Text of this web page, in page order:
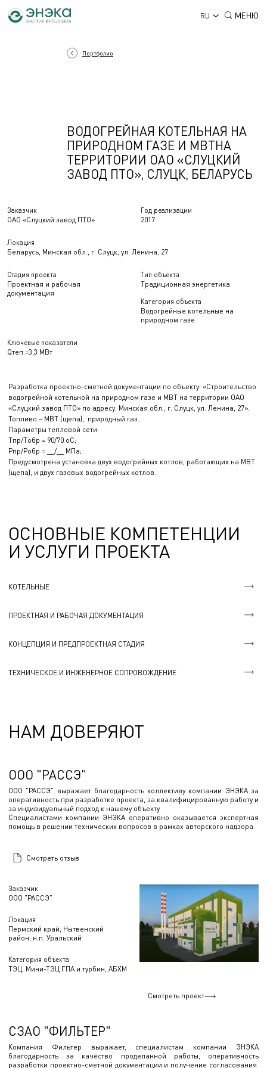
RU МЕНЮ
Заказчик
ОАО «Слуцкий завод ПТО»
Год реализации
2017
Локация
Беларусь, Минская обл., г. Слуцк, ул. Ленина, 27
Стадия проекта
Проектная и рабочая
документация
Тип объекта
Традиционная энергетика
Категория объекта
Водогрейные котельные на
природном газе
Ключевые показатели
Qтеп.=3,3 МВт
Портфолио
ВОДОГРЕЙНАЯ КОТЕЛЬНАЯ НА
ПРИРОДНОМ ГАЗЕ И МВТНА
ТЕРРИТОРИИ ОАО «СЛУЦКИЙ
ЗАВОД ПТО», СЛУЦК, БЕЛАРУСЬ
Разработка проектно-сметной документации по объекту: «Строительство
водогрейной котельной на природном газе и МВТ на территории ОАО
«Слуцкий завод ПТО» по адресу: Минская обл., г. Слуцк, ул. Ленина, 27».
Топливо – МВТ (щепа), природный газ.
Параметры тепловой сети:
Tпр/Tобр = 90/70 оС;
Pпр/Pобр = __/__ МПа;
Предусмотрена установка двух водогрейных котлов, работающих на МВТ
(щепа), и двух газовых водогрейных котлов.
ОСНОВНЫЕ КОМПЕТЕНЦИИ
И УСЛУГИ ПРОЕКТА
КОТЕЛЬНЫЕ
ПРОЕКТНАЯ И РАБОЧАЯ ДОКУМЕНТАЦИЯ
КОНЦЕПЦИЯ И ПРЕДПРОЕКТНАЯ СТАДИЯ
ТЕХНИЧЕСКОЕ И ИНЖЕНЕРНОЕ СОПРОВОЖДЕНИЕ
НАМ ДОВЕРЯЮТ
Заказчик
ООО "РАССЭ"
Локация
Пермский край, Нытвенский
район, н.п. Уральский
Категория объекта
ТЭЦ, Мини-ТЭЦ ГПА и турбин, АБХМ
ООО "РАССЭ"
ООО "РАССЭ" выражает благодарность коллективу компании ЭНЭКА за
оперативность при разработке проекта, за квалифицированную работу и
за индивидуальный подход к нашему объекту.
Специалистами компании ЭНЭКА оперативно оказывается экспертная
помощь в решении технических вопросов в рамках авторского надзора.
Смотреть отзыв
Смотреть проект
СЗАО "ФИЛЬТЕР"
Компания Фильтер выражает, специалистам компании ЭНЭКА
благодарность за качество проделанной работы, оперативность
разработки проектно-сметной документации и получение согласования.